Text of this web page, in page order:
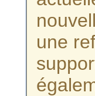
une